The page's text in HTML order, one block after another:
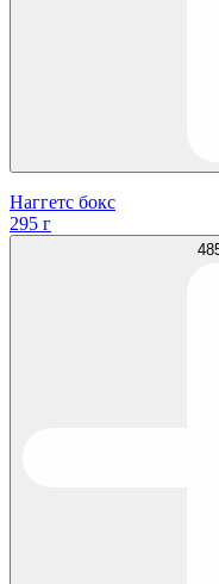
Наггетс бокс
295 г